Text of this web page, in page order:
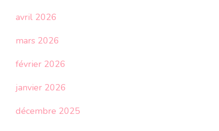
avril 2026
mars 2026
février 2026
janvier 2026
décembre 2025